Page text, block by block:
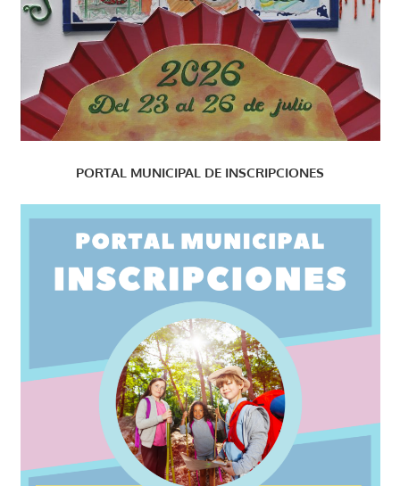
PORTAL MUNICIPAL DE INSCRIPCIONES